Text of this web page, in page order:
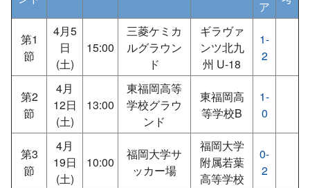
ア
第1
節
4月5
日
(土)
15:00
三菱ケミカ
ルグラウン
ド
ギラヴァ
ンツ北九
州 U-18
1-
2
第2
節
4月
12日
(土)
13:00
東福岡高等
学校グラウ
ンド
東福岡高
等学校B
1-
0
第3
節
4月
19日
(土)
10:00
福岡大学サ
ッカー場
福岡大学
附属若葉
高等学校
0-
2